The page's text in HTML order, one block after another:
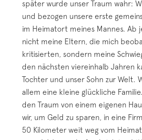
später wurde unser Traum wahr:
und bezogen unsere erste
im Heimatort meines Mannes. Ab
nicht meine Eltern, die mich
kritisierten, sondern meine
den nächsten viereinhalb Jahren
Tochter und unser Sohn zur Welt.
allem eine kleine glückliche
den Traum von einem eigenen
wir, um Geld zu sparen, in eine
50 Kilometer weit weg vom